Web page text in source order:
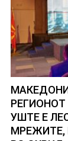
РЕГИОНОТ
УШТЕ Е
МРЕЖИТЕ,